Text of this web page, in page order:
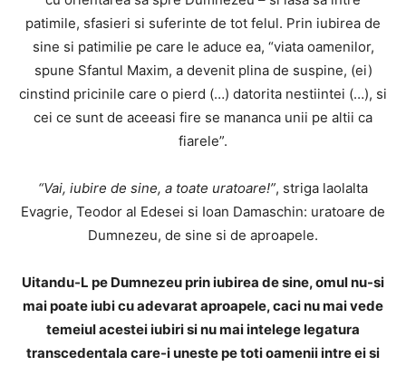
patimile, sfasieri si suferinte de tot felul. Prin iubirea de
sine si patimilie pe care le aduce ea, “viata oamenilor,
spune Sfantul Maxim, a devenit plina de suspine, (ei)
cinstind pricinile care o pierd (…) datorita nestiintei (…), si
cei ce sunt de aceeasi fire se mananca unii pe altii ca
fiarele”.
“Vai, iubire de sine, a toate uratoare!”, striga laolalta
Evagrie, Teodor al Edesei si Ioan Damaschin: uratoare de
Dumnezeu, de sine si de aproapele.
Uitandu-L pe Dumnezeu prin iubirea de sine, omul nu-si
mai poate iubi cu adevarat aproapele, caci nu mai vede
temeiul acestei iubiri si nu mai intelege legatura
transcedentala care-i uneste pe toti oamenii intre ei si